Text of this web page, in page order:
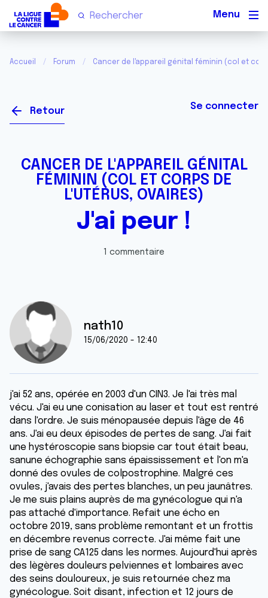
Accueil Forum Cancer de l'appareil génital féminin (col et
Retour Se connecter
CANCER DE L'APPAREIL GÉNITAL
FÉMININ (COL ET CORPS DE
L'UTÉRUS, OVAIRES)
J'ai peur !
1 commentaire
nath10
15/06/2020 - 12:40
j'ai 52 ans, opérée en 2003 d'un CIN3. Je l'ai très mal
vécu. J'ai eu une conisation au laser et tout est rentré
dans l'ordre. Je suis ménopausée depuis l'âge de 46
ans. J'ai eu deux épisodes de pertes de sang. J'ai fait
une hystéroscopie sans biopsie car tout était beau,
sanune échographie sans épaississement et l'on m'a
donné des ovules de colpostrophine. Malgré ces
ovules, j'avais des pertes blanches, un peu jaunâtres.
Je me suis plains auprès de ma gynécologue qui n'a
pas attaché d'importance. Refait une écho en
octobre 2019, sans problème remontant et un frottis
en décembre revenus correcte. J'ai même fait une
prise de sang CA125 dans les normes. Aujourd'hui après
des lègères douleurs pelviennes et lombaires avec
des seins douloureux, je suis retournée chez ma
gynécologue. Soit disant, infection et 12 jours de